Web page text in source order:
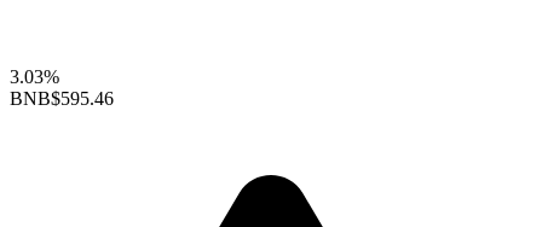
3.03%
BNB$595.46